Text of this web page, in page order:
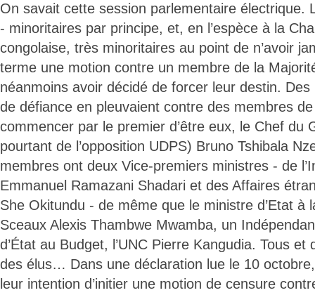
On savait cette session parlementaire électrique.
- minoritaires par principe, et, en l’espèce à la
congolaise, très minoritaires au point de n’avoir
terme une motion contre un membre de la
néanmoins avoir décidé de forcer leur destin.
de défiance en pleuvaient contre des membres de
commencer par le premier d’être eux, le Chef du
pourtant de l’opposition UDPS) Bruno Tshibala
membres ont deux Vice-premiers ministres - de
Emmanuel Ramazani Shadari et des Affaires
She Okitundu - de même que le ministre d’Etat à
Sceaux Alexis Thambwe Mwamba, un
d’État au Budget, l’UNC Pierre Kangudia. Tous et
des élus… Dans une déclaration lue le 10
leur intention d’initier une motion de censure